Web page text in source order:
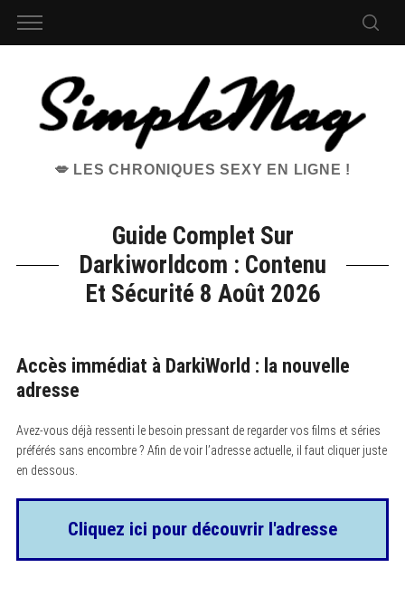
💋 LES CHRONIQUES SEXY EN LIGNE !
Guide Complet Sur
Darkiworldcom : Contenu
Et Sécurité 8 Août 2026
Accès immédiat à DarkiWorld : la nouvelle
adresse
Avez-vous déjà ressenti le besoin pressant de regarder vos films et séries
préférés sans encombre ? Afin de voir l’adresse actuelle, il faut cliquer juste
en dessous.
Cliquez ici pour découvrir l'adresse